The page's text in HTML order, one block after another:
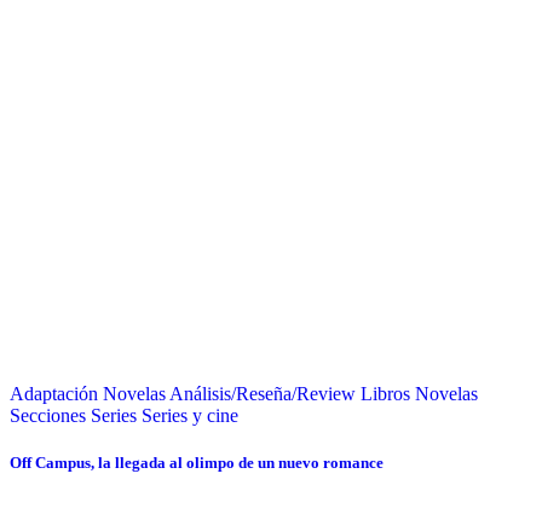
Adaptación Novelas Análisis/Reseña/Review Libros Novelas
Secciones Series Series y cine
Off Campus, la llegada al olimpo de un nuevo romance